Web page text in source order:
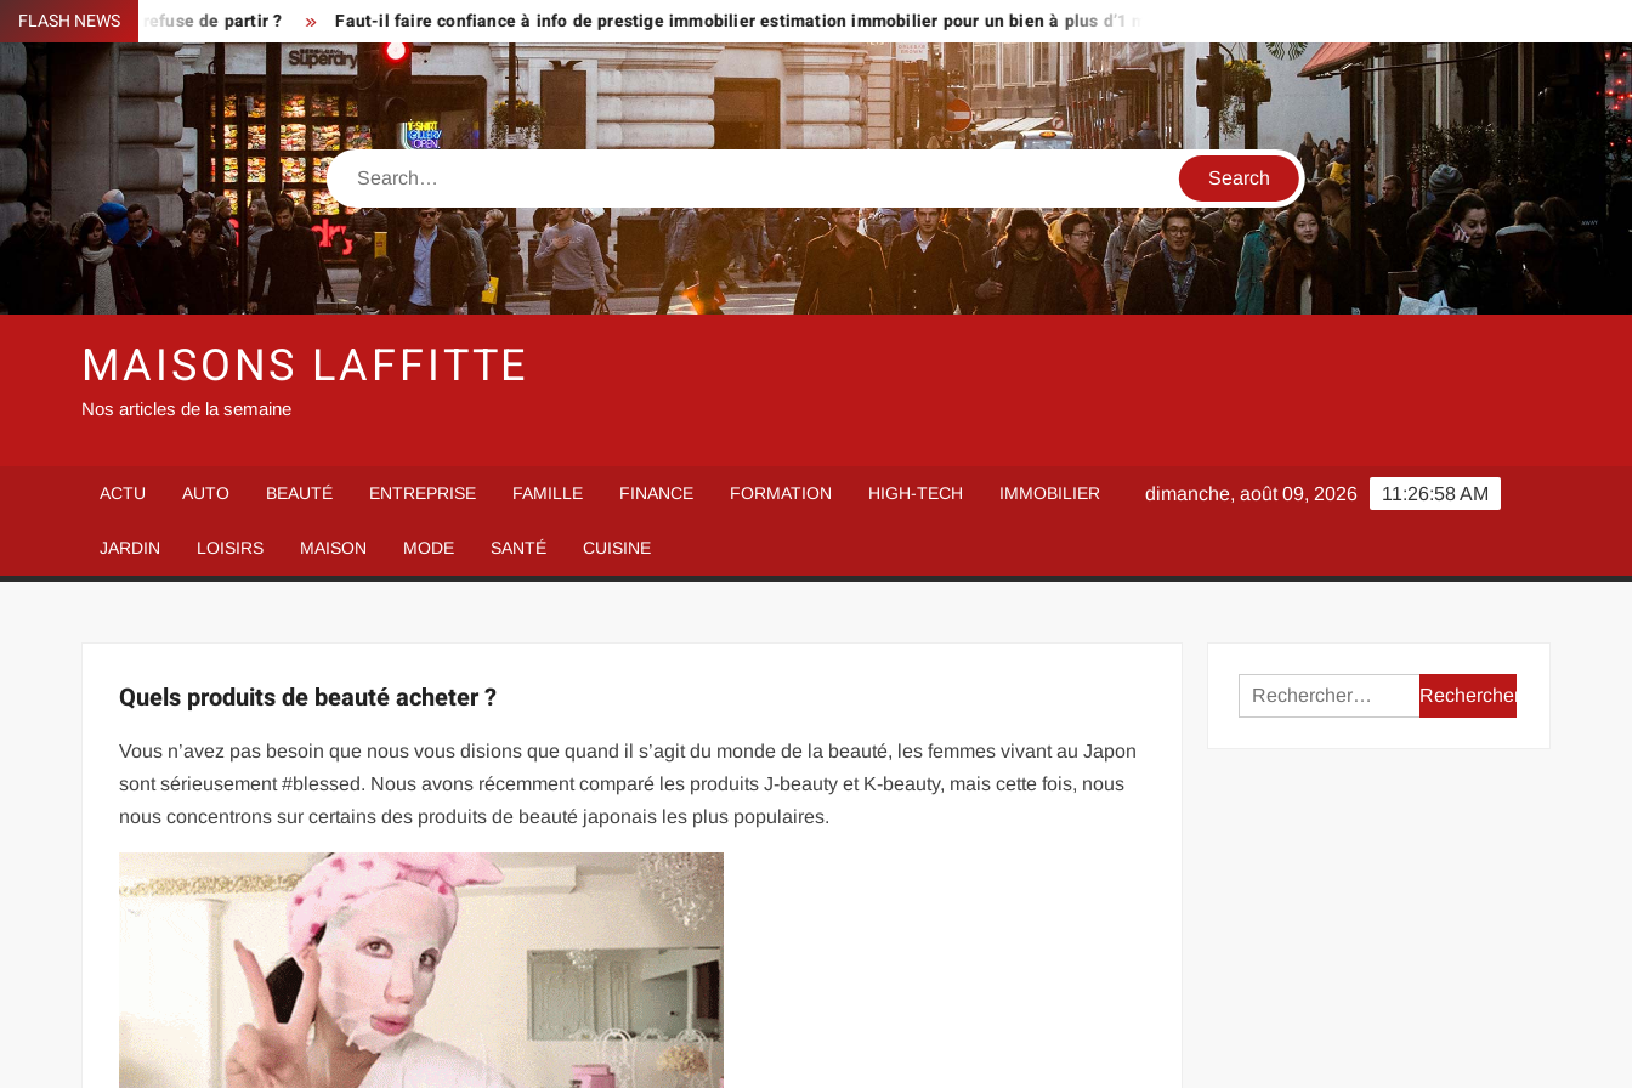
Skip
to
content
FLASH NEWS
le fermier refuse de partir ? Faut-il faire confiance à info de prestige immobilier estimation immobilier pour un bien à plus d’1 million d’euros ?
Search
MAISONS LAFFITTE
Nos articles de la semaine
ACTU AUTO BEAUTÉ ENTREPRISE FAMILLE FINANCE FORMATION HIGH-TECH IMMOBILIER
JARDIN LOISIRS MAISON MODE SANTÉ CUISINE
11:26:58 AM
dimanche, août 09, 2026
Quels produits de beauté acheter ?
Vous n’avez pas besoin que nous vous disions que quand il s’agit du monde de la beauté, les femmes vivant au Japon
sont sérieusement #blessed. Nous avons récemment comparé les produits J-beauty et K-beauty, mais cette fois, nous
nous concentrons sur certains des produits de beauté japonais les plus populaires.
Rechercher :